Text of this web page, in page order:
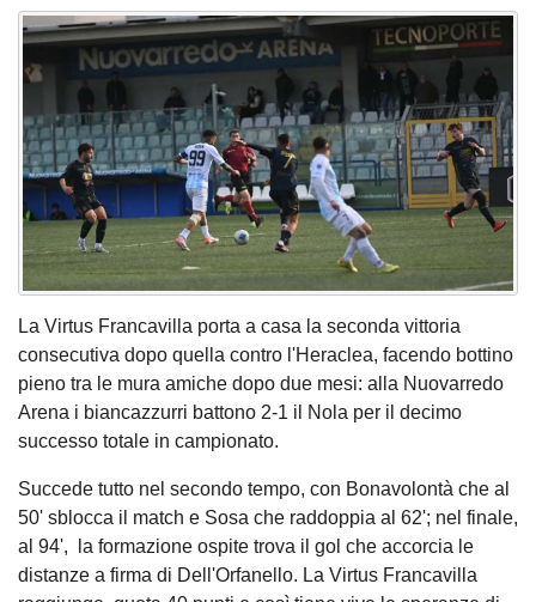
La Virtus Francavilla porta a casa la seconda vittoria
consecutiva dopo quella contro l'Heraclea, facendo bottino
pieno tra le mura amiche dopo due mesi: alla Nuovarredo
Arena i biancazzurri battono 2-1 il Nola per il decimo
successo totale in campionato.
Succede tutto nel secondo tempo, con Bonavolontà che al
50' sblocca il match e Sosa che raddoppia al 62'; nel finale,
al 94', la formazione ospite trova il gol che accorcia le
distanze a firma di Dell'Orfanello. La Virtus Francavilla